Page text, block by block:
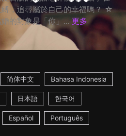
，追尋屬於自己的幸福嗎？ ☆
的對象是「你」... 更多
简体中文 Bahasa Indonesia
日本語 한국어
Español Português